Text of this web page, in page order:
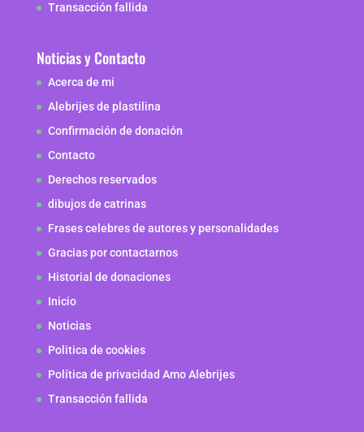
Transacción fallida
Noticias y Contacto
Acerca de mi
Alebrijes de plastilina
Confirmación de donación
Contacto
Derechos reservados
dibujos de catrinas
Frases celebres de autores y personalidades
Gracias por contactarnos
Historial de donaciones
Inicio
Noticias
Politica de cookies
Política de privacidad Amo Alebrijes
Transacción fallida